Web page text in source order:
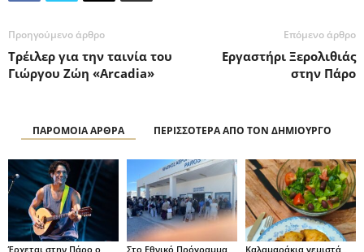
Προηγούμενο άρθρο
Τρέιλερ για την ταινία του
Γιώργου Ζώη «Arcadia»
Επόμενο άρθρο
Εργαστήρι Ξερολιθιάς
στην Πάρο
ΠΑΡΟΜΟΙΑ ΑΡΘΡΑ ΠΕΡΙΣΣΟΤΕΡΑ ΑΠΟ ΤΟΝ ΔΗΜΙΟΥΡΓΟ
Έρχεται στην Πάρο ο
Στο Εθνικό Πρόγραμμα
Καλαμαράκια γεμιστά